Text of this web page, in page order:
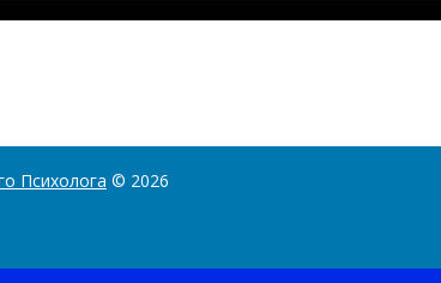
Психолога © 2026